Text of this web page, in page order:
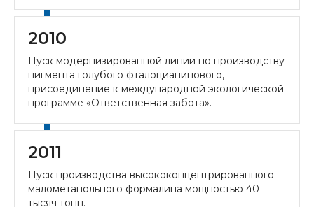
2010
Пуск модернизированной линии по производству
пигмента голубого фталоцианинового,
присоединение к международной экологической
программе «Ответственная забота».
2011
Пуск производства высококонцентрированного
малометанольного формалина мощностью 40
тысяч тонн.